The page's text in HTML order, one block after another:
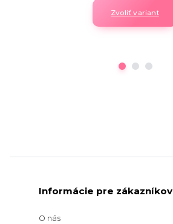
Zvoliť variant
Informácie pre zákazníkov
O nás